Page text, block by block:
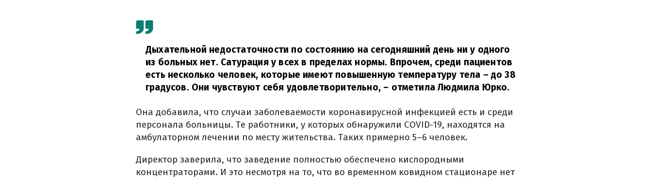
Дыхательной недостаточности по состоянию на сегодняшний день ни у одного
из больных нет. Сатурация у всех в пределах нормы. Впрочем, среди пациентов
есть несколько человек, которые имеют повышенную температуру тела – до 38
градусов. Они чувствуют себя удовлетворительно, – отметила Людмила Юрко.
Она добавила, что случаи заболеваемости коронавирусной инфекцией есть и среди
персонала больницы. Те работники, у которых обнаружили COVID-19, находятся на
амбулаторном лечении по месту жительства. Таких примерно 5–6 человек.
Директор заверила, что заведение полностью обеспечено кислородными
концентраторами. И это несмотря на то, что во временном ковидном стационаре нет